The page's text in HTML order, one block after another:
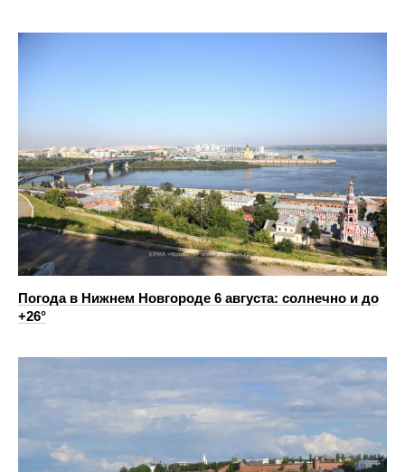
Погода в Нижнем Новгороде 6 августа: солнечно и до
+26°